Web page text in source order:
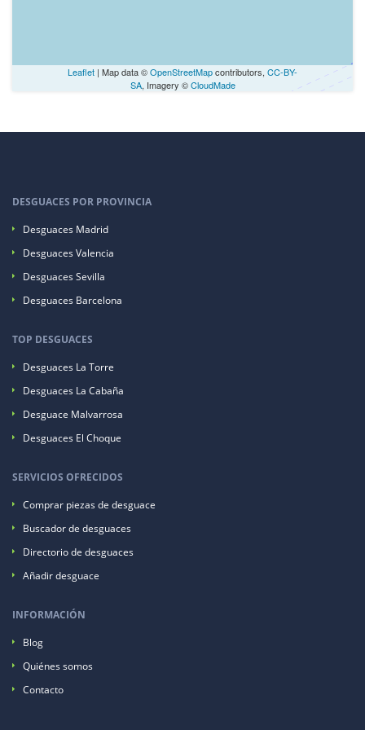
Leaflet | Map data ©OpenStreetMapcontributors, CC-BY-
SA, Imagery ©CloudMade
DESGUACES POR PROVINCIA
Desguaces Madrid
Desguaces Valencia
Desguaces Sevilla
Desguaces Barcelona
TOP DESGUACES
Desguaces La Torre
Desguaces La Cabaña
Desguace Malvarrosa
Desguaces El Choque
SERVICIOS OFRECIDOS
Comprar piezas de desguace
Buscador de desguaces
Directorio de desguaces
Añadir desguace
INFORMACIÓN
Blog
Quiénes somos
Contacto